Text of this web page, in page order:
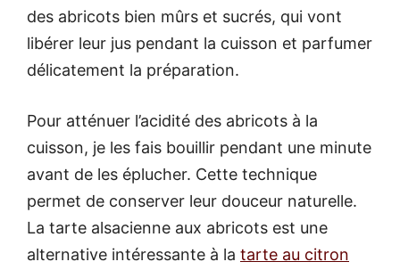
des abricots bien mûrs et sucrés, qui vont
libérer leur jus pendant la cuisson et parfumer
délicatement la préparation.
Pour atténuer l’acidité des abricots à la
cuisson, je les fais bouillir pendant une minute
avant de les éplucher. Cette technique
permet de conserver leur douceur naturelle.
La tarte alsacienne aux abricots est une
alternative intéressante à la tarte au citron